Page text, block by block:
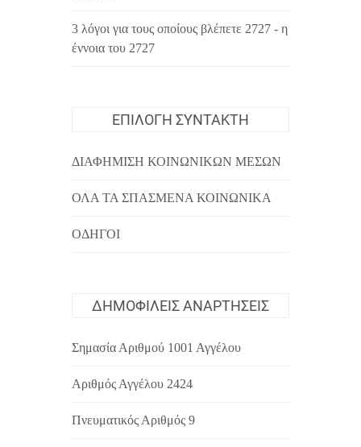
3 λόγοι για τους οποίους βλέπετε 2727 - η
έννοια του 2727
ΕΠΙΛΟΓΉ ΣΥΝΤΆΚΤΗ
ΔΙΑΦΉΜΙΣΗ ΚΟΙΝΩΝΙΚΏΝ ΜΈΣΩΝ
ΌΛΑ ΤΑ ΣΠΑΣΜΈΝΑ ΚΟΙΝΩΝΙΚΆ
ΟΔΗΓΟΊ
ΔΗΜΟΦΙΛΕΊΣ ΑΝΑΡΤΉΣΕΙΣ
Σημασία Αριθμού 1001 Αγγέλου
Αριθμός Αγγέλου 2424
Πνευματικός Αριθμός 9